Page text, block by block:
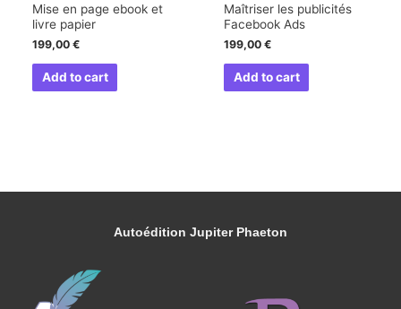
Mise en page ebook et
livre papier
199,00€
Add to cart
Maîtriser les publicités
Facebook Ads
199,00€
Add to cart
Autoédition Jupiter Phaeton